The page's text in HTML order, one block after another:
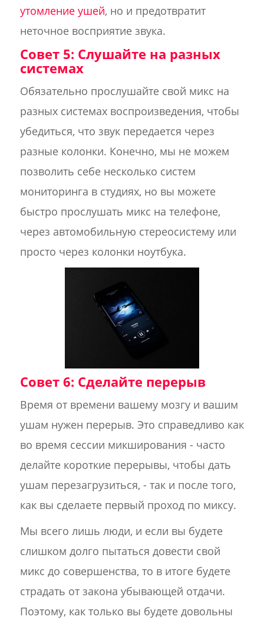
утомление ушей, но и предотвратит
неточное восприятие звука.
Совет 5: Слушайте на разных
системах
Обязательно прослушайте свой микс на
разных системах воспроизведения, чтобы
убедиться, что звук передается через
разные колонки. Конечно, мы не можем
позволить себе несколько систем
мониторинга в студиях, но вы можете
быстро прослушать микс на телефоне,
через автомобильную стереосистему или
просто через колонки ноутбука.
Совет 6: Сделайте перерыв
Время от времени вашему мозгу и вашим
ушам нужен перерыв. Это справедливо как
во время сессии микширования - часто
делайте короткие перерывы, чтобы дать
ушам перезагрузиться, - так и после того,
как вы сделаете первый проход по миксу.
Мы всего лишь люди, и если вы будете
слишком долго пытаться довести свой
микс до совершенства, то в итоге будете
страдать от закона убывающей отдачи.
Поэтому, как только вы будете довольны